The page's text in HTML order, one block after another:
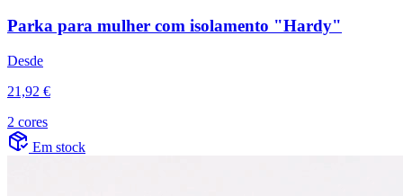
Parka para mulher com isolamento "Hardy"
Desde
21,92 €
2 cores
Em stock